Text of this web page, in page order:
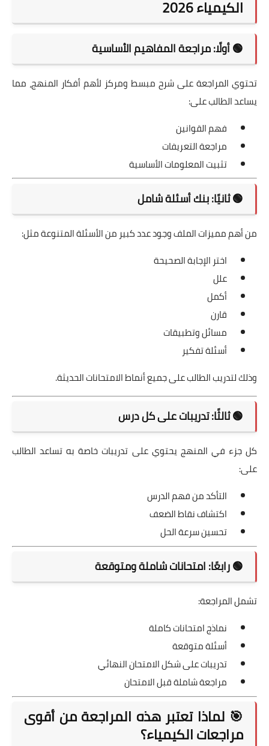
الكيمياء 2026
🟢 أولًا: مراجعة المفاهيم الأساسية
تحتوي المراجعة على شرح مبسط ومركز لأهم أفكار المنهج، مما
يساعد الطالب على:
فهم القوانين
مراجعة التعريفات
تثبيت المعلومات الأساسية
🟢 ثانيًا: بنك أسئلة شامل
من أهم مميزات الملف وجود عدد كبير من الأسئلة المتنوعة مثل:
اختر الإجابة الصحيحة
علل
أكمل
قارن
مسائل وتطبيقات
أسئلة تفكير
وذلك لتدريب الطالب على جميع أنماط الامتحانات الحديثة.
🟢 ثالثًا: تدريبات على كل درس
كل جزء في المنهج يحتوي على تدريبات خاصة به تساعد الطالب
على:
التأكد من فهم الدرس
اكتشاف نقاط الضعف
تحسين سرعة الحل
🟢 رابعًا: امتحانات شاملة ومتوقعة
تشمل المراجعة:
نماذج امتحانات كاملة
أسئلة متوقعة
تدريبات على شكل الامتحان النهائي
مراجعة شاملة قبل الامتحان
🎯 لماذا تعتبر هذه المراجعة من أقوى
مراجعات الكيمياء؟